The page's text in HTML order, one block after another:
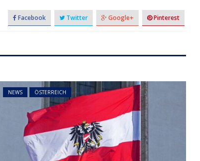
Facebook Twitter Google+ Pinterest
NEWS ÖSTERREICH